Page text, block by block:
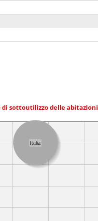
di sottoutilizzo delle abitazioni
Italia